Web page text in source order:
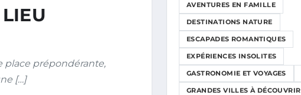
place prépondérante,
[…]
AVENTURES EN FAMILLE
DESTINATIONS NATURE
ESCAPADES ROMANTIQUES
EXPÉRIENCES INSOLITES
GASTRONOMIE ET VOYAGES
GRANDES VILLES À DÉCOUVRIR